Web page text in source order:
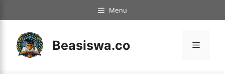
ke
Menu
Beasiswa.co Menu